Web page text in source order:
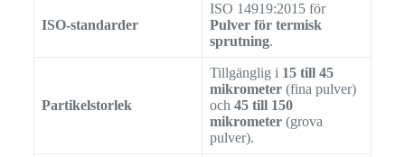
ISO-standarder
ISO 14919:2015 för
Pulver för termisk
sprutning.
Partikelstorlek
Tillgänglig i 15 till 45
mikrometer(fina pulver)
och 45 till 150
mikrometer(grova
pulver).